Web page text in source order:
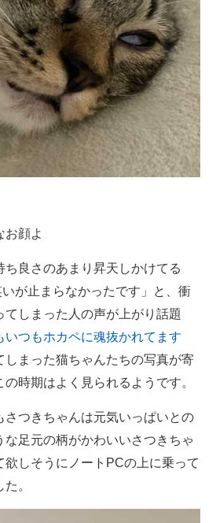
お顔よ
良さのあまり昇天しかけてる
が止まらなかったです」と、衝
しまった人の声が上がり話題
いつもホカペに魂抜かれてます
しまった猫ちゃんたちの写真が寄
時期はよく見られるようです。
つきちゃんは元気いっぱいとの
な足元の柄がかわいいさつきちゃ
欲しそうにノートPCの上に乗って
。